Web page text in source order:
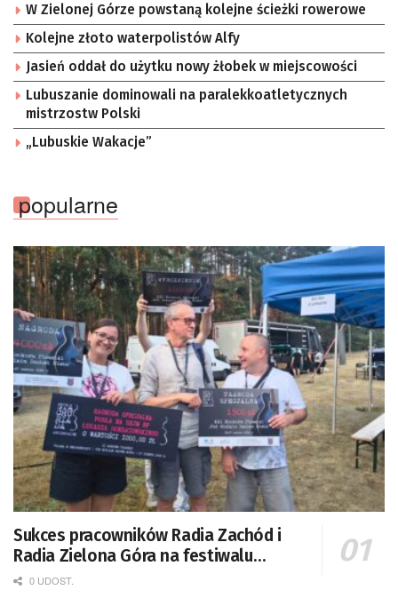
W Zielonej Górze powstaną kolejne ścieżki rowerowe
Kolejne złoto waterpolistów Alfy
Jasień oddał do użytku nowy żłobek w miejscowości
Lubuszanie dominowali na paralekkoatletycznych
mistrzostw Polski
„Lubuskie Wakacje”
popularne
Sukces pracowników Radia Zachód i
Radia Zielona Góra na festiwalu
„Stachuriada”
0 UDOST.